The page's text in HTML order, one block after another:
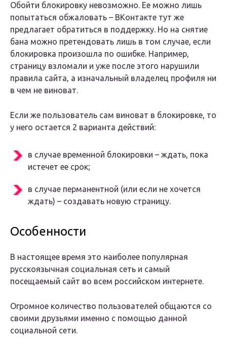
Обойти блокировку невозможно. Ее можно лишь
попытаться обжаловать – ВКонтакте тут же
предлагает обратиться в поддержку. Но на снятие
бана можно претендовать лишь в том случае, если
блокировка произошла по ошибке. Например,
страницу взломали и уже после этого нарушили
правила сайта, а изначальный владелец профиля ни
в чем не виноват.
Если же пользователь сам виноват в блокировке, то
у него остается 2 варианта действий:
в случае временной блокировки – ждать, пока
истечет ее срок;
в случае перманентной (или если не хочется
ждать) – создавать новую страницу.
Особенности
В настоящее время это наиболее популярная
русскоязычная социальная сеть и самый
посещаемый сайт во всем российском интернете.
Огромное количество пользователей общаются со
своими друзьями именно с помощью данной
социальной сети.